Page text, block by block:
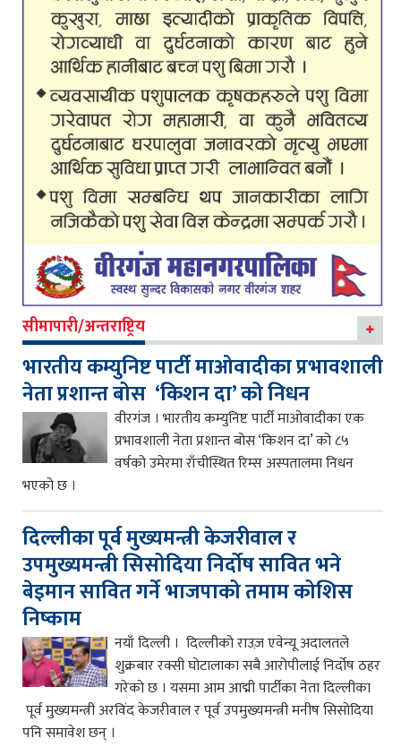
सीमापारी/अन्तराष्ट्रिय
भारतीय कम्युनिष्ट पार्टी माओवादीका प्रभावशाली
नेता प्रशान्त बोस ‘किशन दा’ को निधन
वीरगंज । भारतीय कम्युनिष्ट पार्टी माओवादीका एक
प्रभावशाली नेता प्रशान्त बोस ‘किशन दा’ को ८५
वर्षको उमेरमा राँचीस्थित रिम्स अस्पतालमा निधन
भएको छ ।
दिल्लीका पूर्व मुख्यमन्त्री केजरीवाल र
उपमुख्यमन्त्री सिसोदिया निर्दोष सावित भने
बेइमान सावित गर्ने भाजपाको तमाम कोशिस
निष्काम
नयाँ दिल्ली । दिल्लीको राउज़ एवेन्यू अदालतले
शुक्रबार रक्सी घोटालाका सबै आरोपीलाई निर्दोष ठहर
गरेको छ । यसमा आम आद्मी पार्टीका नेता दिल्लीका
पूर्व मुख्यमन्त्री अरविंद केजरीवाल र पूर्व उपमुख्यमन्त्री मनीष सिसोदिया
पनि समावेश छन् ।